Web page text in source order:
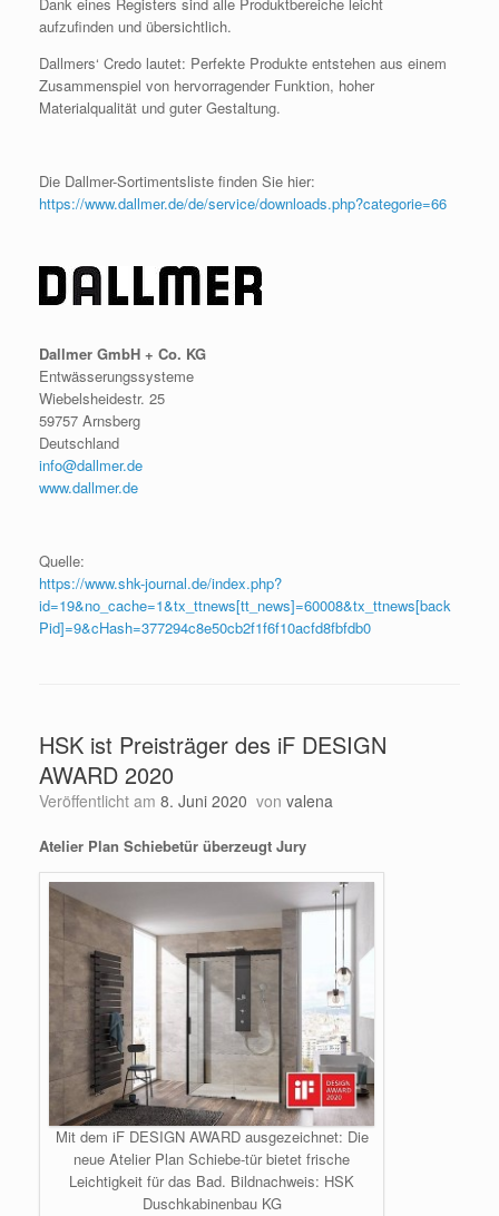
Dank eines Registers sind alle Produktbereiche leicht
aufzufinden und übersichtlich.
Dallmers‘ Credo lautet: Perfekte Produkte entstehen aus einem
Zusammenspiel von hervorragender Funktion, hoher
Materialqualität und guter Gestaltung.
Die Dallmer-Sortimentsliste finden Sie hier:
https://www.dallmer.de/de/service/downloads.php?categorie=66
Dallmer GmbH + Co. KG
Entwässerungssysteme
Wiebelsheidestr. 25
59757 Arnsberg
Deutschland
info@dallmer.de
www.dallmer.de
Quelle:
https://www.shk-journal.de/index.php?
id=19&no_cache=1&tx_ttnews[tt_news]=60008&tx_ttnews[back
Pid]=9&cHash=377294c8e50cb2f1f6f10acfd8fbfdb0
HSK ist Preisträger des iF DESIGN
AWARD 2020
Veröffentlicht am 8. Juni 2020 von valena
Atelier Plan Schiebetür überzeugt Jury
Mit dem iF DESIGN AWARD ausgezeichnet: Die
neue Atelier Plan Schiebe-tür bietet frische
Leichtigkeit für das Bad. Bildnachweis: HSK
Duschkabinenbau KG